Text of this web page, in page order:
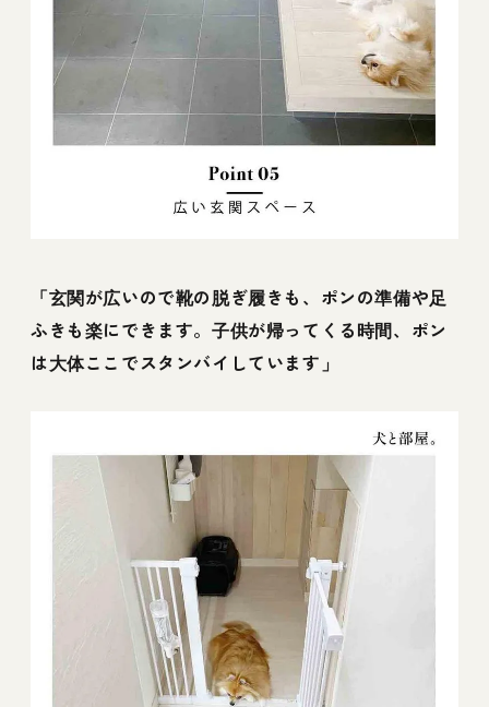
「玄関が広いので靴の脱ぎ履きも、ポンの準備や足
ふきも楽にできます。子供が帰ってくる時間、ポン
は大体ここでスタンバイしています」